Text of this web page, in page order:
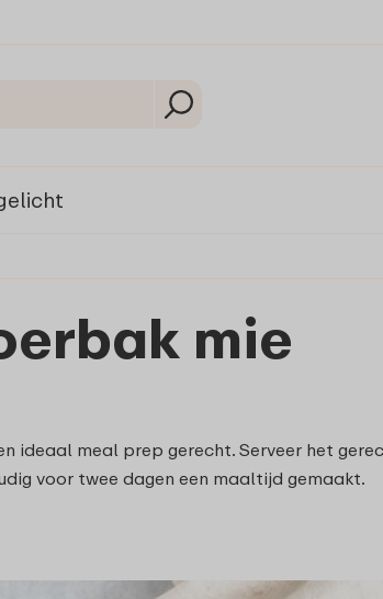
mie
ideaal meal prep gerecht. Serveer het
voor twee dagen een maaltijd gemaakt.